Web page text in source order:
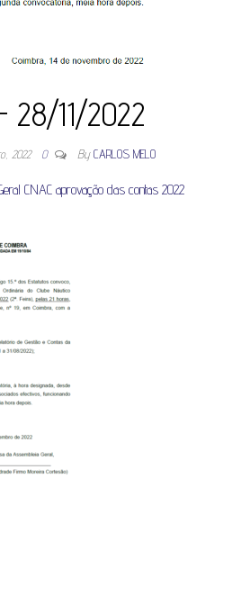
28/11/2022
2022 0 By CARLOS MELO
CNAC aprovação das contas 2022